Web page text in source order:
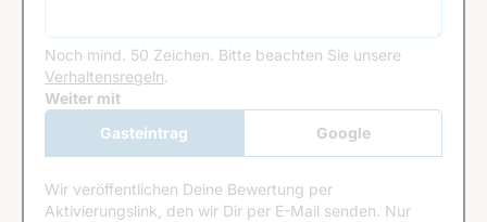
Noch mind. 50 Zeichen. Bitte beachten Sie unsere
Verhaltensregeln.
Google Recaptcha
Weiter mit
Gasteintrag
Google
Anmeldung
Wir veröffentlichen Deine Bewertung per
Aktivierungslink, den wir Dir per E-Mail senden. Nur